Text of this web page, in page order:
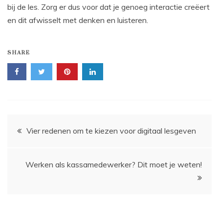
bij de les. Zorg er dus voor dat je genoeg interactie creëert
en dit afwisselt met denken en luisteren.
SHARE
Bericht
Vier redenen om te kiezen voor digitaal lesgeven
Werken als kassamedewerker? Dit moet je weten!